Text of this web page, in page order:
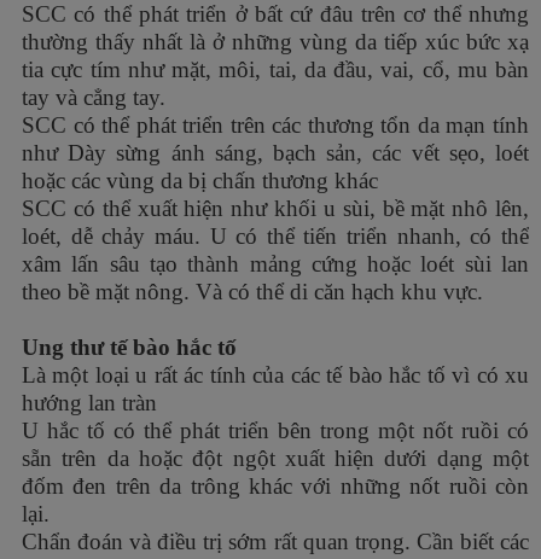
SCC có thể phát triển ở bất cứ đâu trên cơ thể nhưng
thường thấy nhất là ở những vùng da tiếp xúc bức xạ
tia cực tím như mặt, môi, tai, da đầu, vai, cổ, mu bàn
tay và cẳng tay.
SCC có thể phát triển trên các thương tổn da mạn tính
như Dày sừng ánh sáng, bạch sản, các vết sẹo, loét
hoặc các vùng da bị chấn thương khác
SCC có thể xuất hiện như khối u sùi, bề mặt nhô lên,
loét, dễ chảy máu. U có thể tiến triển nhanh, có thể
xâm lấn sâu tạo thành mảng cứng hoặc loét sùi lan
theo bề mặt nông. Và có thể di căn hạch khu vực.
Ung thư tế bào hắc tố
Là một loại u rất ác tính của các tế bào hắc tố vì có xu
hướng lan tràn
U hắc tố có thể phát triển bên trong một nốt ruồi có
sẵn trên da hoặc đột ngột xuất hiện dưới dạng một
đốm đen trên da trông khác với những nốt ruồi còn
lại.
Chẩn đoán và điều trị sớm rất quan trọng. Cần biết các